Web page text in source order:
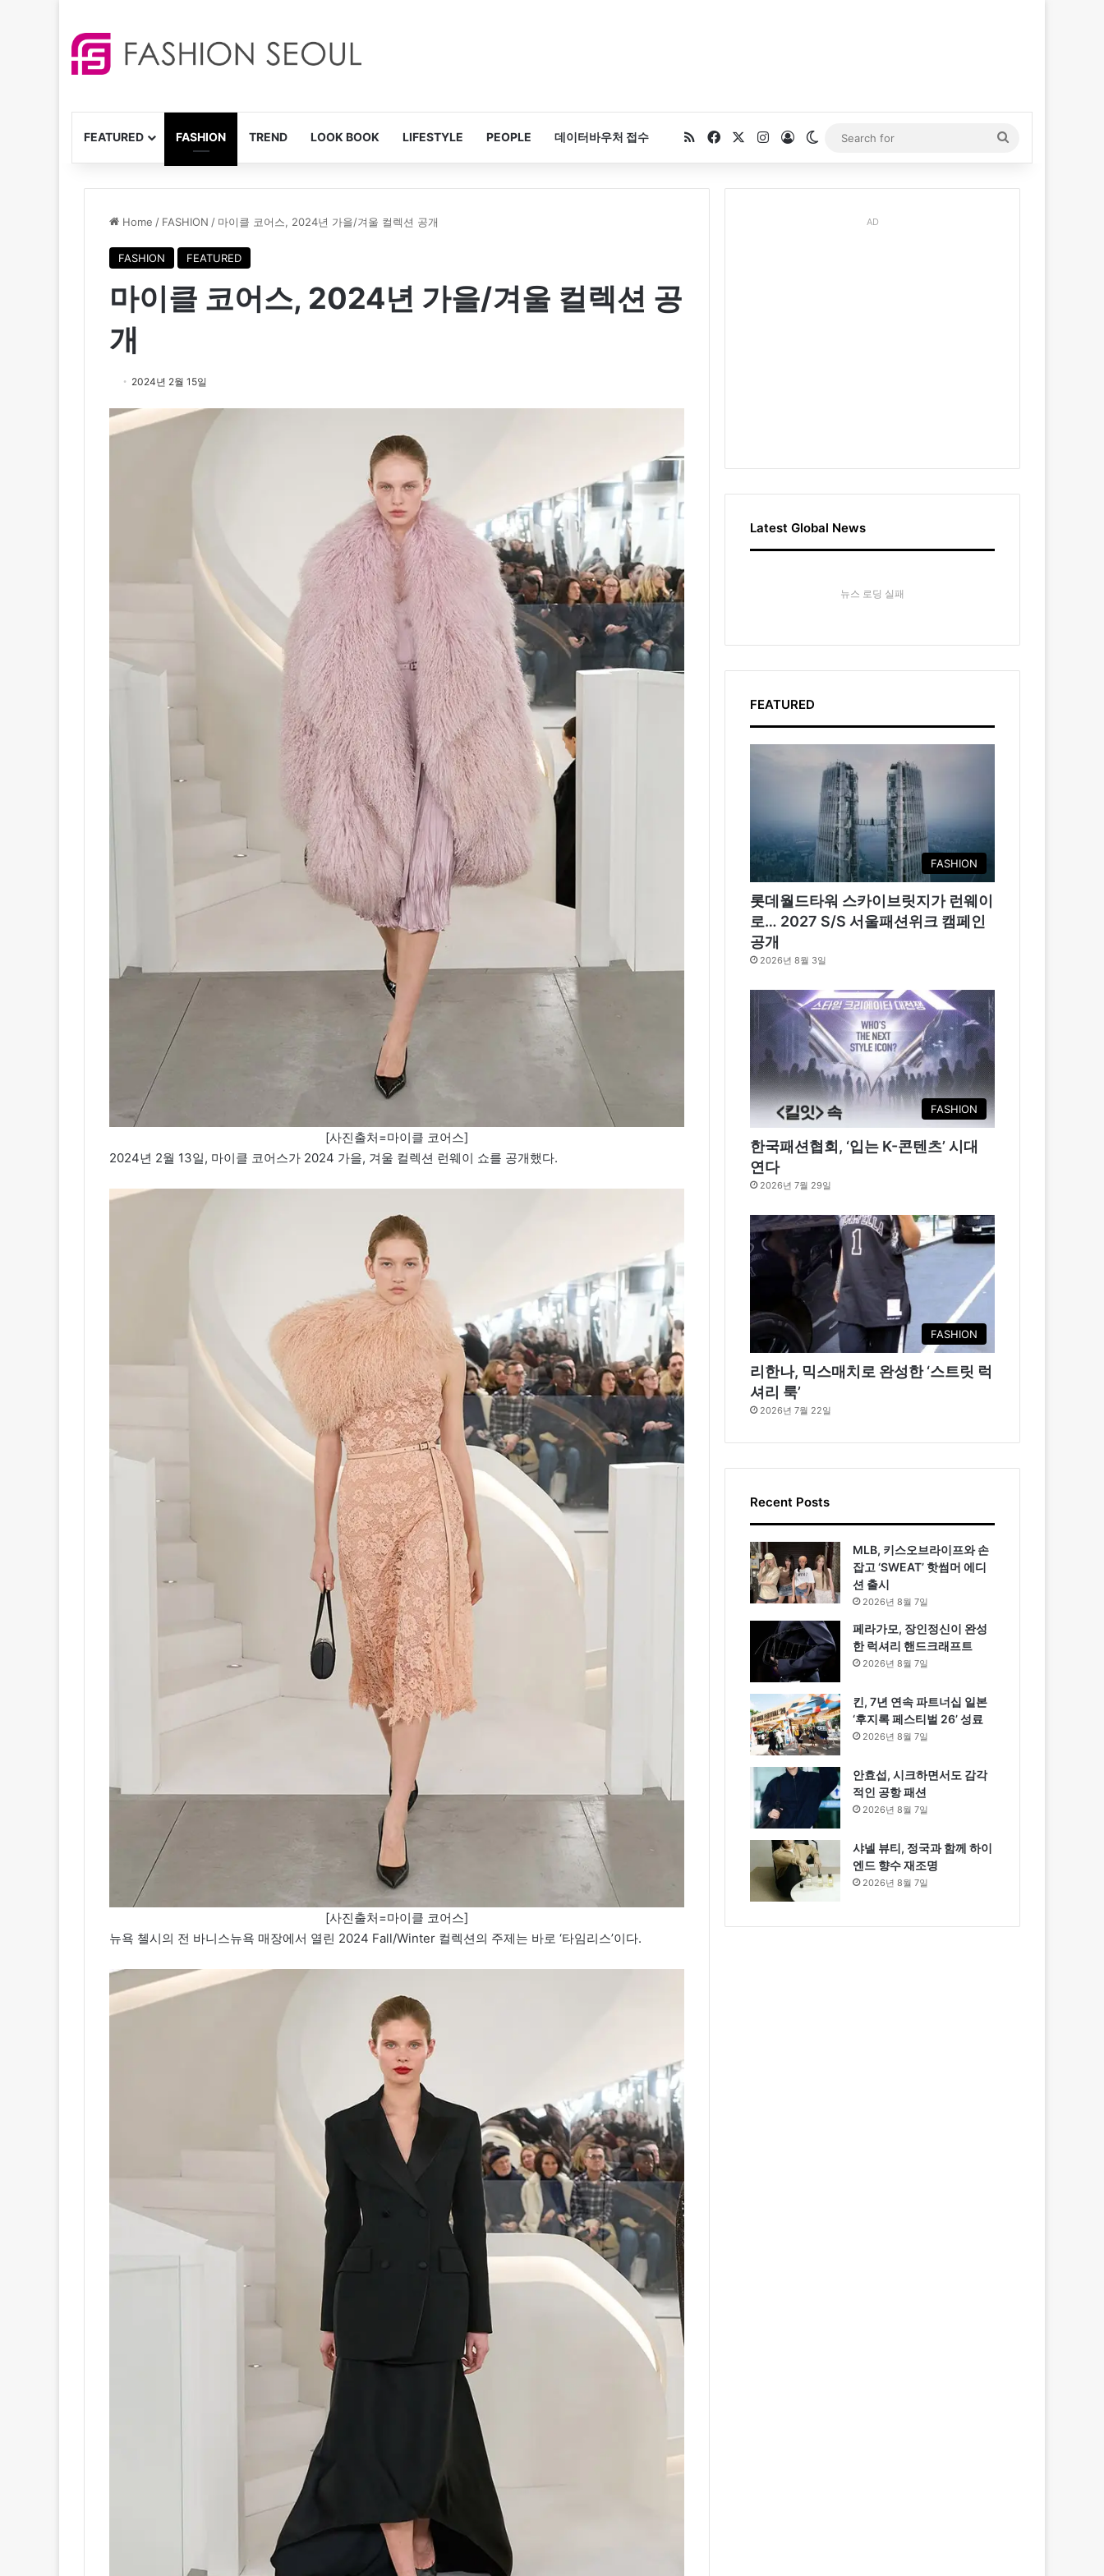
FEATURED FASHION TREND LOOK BOOK LIFESTYLE PEOPLE 데이터바우처 접수 RSSFacebookInstagram
Log InSwitch skin
for
Home / FASHION / 마이클 코어스, 2024년 가을/겨울 컬렉션 공개
FASHION FEATURED
마이클 코어스, 2024년 가을/겨울 컬렉션 공
개
2024년 2월 15일
[사진출처=마이클 코어스]
2024년 2월 13일, 마이클 코어스가 2024 가을, 겨울 컬렉션 런웨이 쇼를 공개했다.
[사진출처=마이클 코어스]
뉴욕 첼시의 전 바니스뉴욕 매장에서 열린 2024 Fall/Winter 컬렉션의 주제는 바로 ‘타임리스’이다.
AD
Latest Global News
뉴스 로딩 실패
FEATURED
FASHION
롯데월드타워 스카이브릿지가 런웨이
로… 2027 S/S 서울패션위크 캠페인
공개
2026년 8월 3일
FASHION
한국패션협회, ‘입는 K-콘텐츠’ 시대
연다
2026년 7월 29일
FASHION
리한나, 믹스매치로 완성한 ‘스트릿 럭
셔리 룩’
2026년 7월 22일
Recent Posts
MLB, 키스오브라이프와 손
잡고 ‘SWEAT’ 핫썸머 에디
션 출시
2026년 8월 7일
페라가모, 장인정신이 완성
한 럭셔리 핸드크래프트
2026년 8월 7일
킨, 7년 연속 파트너십 일본
‘후지록 페스티벌 26’ 성료
2026년 8월 7일
안효섭, 시크하면서도 감각
적인 공항 패션
2026년 8월 7일
샤넬 뷰티, 정국과 함께 하이
엔드 향수 재조명
2026년 8월 7일